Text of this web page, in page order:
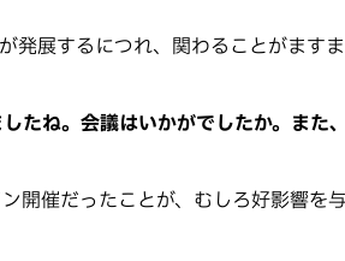
発展するにつれ、関わることがます
たね。会議はいかがでしたか。また
開催だったことが、むしろ好影響を